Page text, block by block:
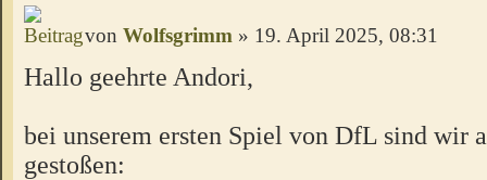
von Wolfsgrimm » 19. April 2025, 08:31
Hallo geehrte Andori,
bei unserem ersten Spiel von DfL sind wir
gestoßen: